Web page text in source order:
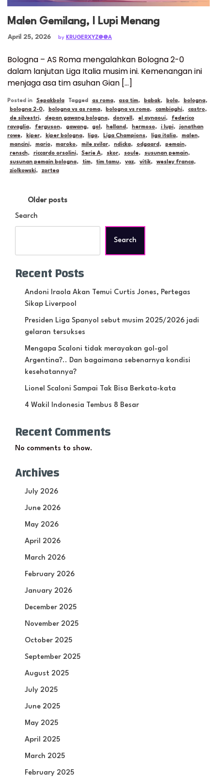
Malen Gemilang, I Lupi Menang
Posted on
April 25, 2026 by KRUGERXYZ@@A
Bologna – AS Roma mengalahkan Bologna 2-0
dalam lanjutan Liga Italia musim ini. Kemenangan ini
menjaga asa tim asuhan Gian […]
Posted in Sepakbola Tagged as roma, asa tim, babak, bola, bologna,
bologna 2-0, bologna vs as roma, bologna vs roma, cambiaghi, castro,
de silvestri, depan gawang bologna, donyell , el aynaoui,
federico
ravaglia, ferguson, gawang, gol , helland , hermoso, i lupi,
jonathan
rowe, kiper, kiper bologna, liga, Liga Champions, liga italia, malen,
mancini, mario, maroko, mile svilar, ndicka, odgaard , pemain,
rensch, riccardo orsolini, Serie A, skor, soule, susunan pemain,
susunan pemain bologna, tim, tim tamu, vaz, vitik, wesley franca,
ziolkowski, zortea
Posts
navigation
Older posts
Search
Search
Recent Posts
Andoni Iraola Akan Temui Curtis Jones, Pertegas
Sikap Liverpool
Presiden Liga Spanyol sebut musim 2025/2026 jadi
gelaran tersukses
Mengapa Scaloni tidak merayakan gol-gol
Argentina?.. Dan bagaimana sebenarnya kondisi
kesehatannya?
Lionel Scaloni Sampai Tak Bisa Berkata-kata
4 Wakil Indonesia Tembus 8 Besar
Recent Comments
No comments to show.
Archives
July 2026
June 2026
May 2026
April 2026
March 2026
February 2026
January 2026
December 2025
November 2025
October 2025
September 2025
August 2025
July 2025
June 2025
May 2025
April 2025
March 2025
February 2025